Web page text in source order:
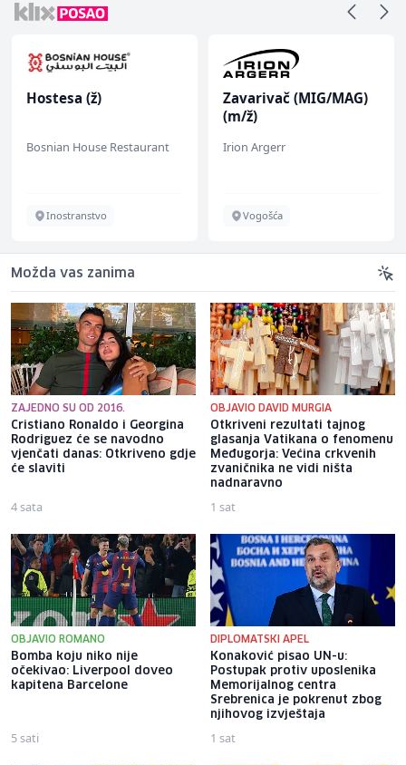
Hostesa (ž)
Bosnian House Restaurant
Inostranstvo
Zavarivač (MIG/MAG)
(m/ž)
Irion Argerr
Vogošća
Možda vas zanima
ZAJEDNO SU OD 2016.
Cristiano Ronaldo i Georgina
Rodriguez će se navodno
vjenčati danas: Otkriveno gdje
će slaviti
4 sata
OBJAVIO DAVID MURGIA
Otkriveni rezultati tajnog
glasanja Vatikana o fenomenu
Međugorja: Većina crkvenih
zvaničnika ne vidi ništa
nadnaravno
1 sat
OBJAVIO ROMANO
Bomba koju niko nije
očekivao: Liverpool doveo
kapitena Barcelone
5 sati
DIPLOMATSKI APEL
Konaković pisao UN-u:
Postupak protiv uposlenika
Memorijalnog centra
Srebrenica je pokrenut zbog
njihovog izvještaja
1 sat